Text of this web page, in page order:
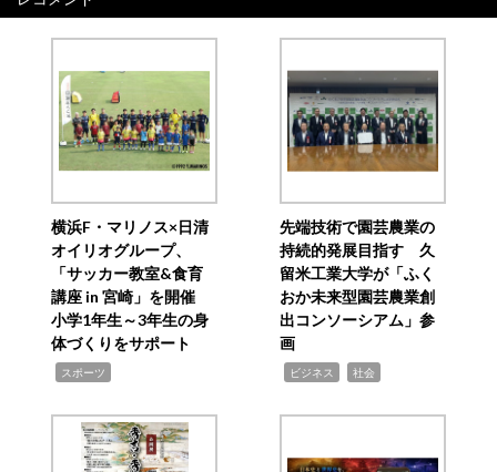
横浜F・マリノス×日清
オイリオグループ、
「サッカー教室&食育
講座 in 宮崎」を開催
小学1年生～3年生の身
体づくりをサポート
スポーツ
先端技術で園芸農業の
持続的発展目指す 久
留米工業大学が「ふく
おか未来型園芸農業創
出コンソーシアム」参
画
ビジネス 社会